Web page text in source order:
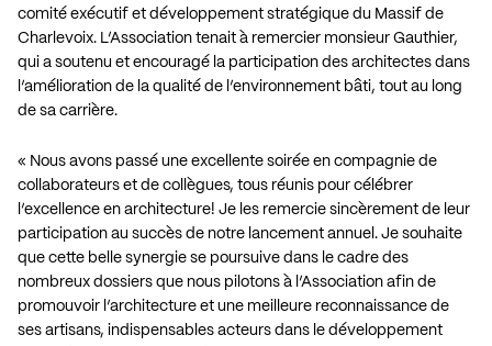
comité exécutif et développement stratégique du Massif de
Charlevoix. L’Association tenait à remercier monsieur Gauthier,
qui a soutenu et encouragé la participation des architectes dans
l’amélioration de la qualité de l’environnement bâti, tout au long
de sa carrière.
« Nous avons passé une excellente soirée en compagnie de
collaborateurs et de collègues, tous réunis pour célébrer
l’excellence en architecture! Je les remercie sincèrement de leur
participation au succès de notre lancement annuel. Je souhaite
que cette belle synergie se poursuive dans le cadre des
nombreux dossiers que nous pilotons à l’Association afin de
promouvoir l’architecture et une meilleure reconnaissance de
ses artisans, indispensables acteurs dans le développement